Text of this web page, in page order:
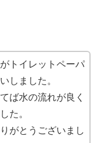
トイレットペーパ
しました。
ば水の流れが良く
た。
がとうございまし